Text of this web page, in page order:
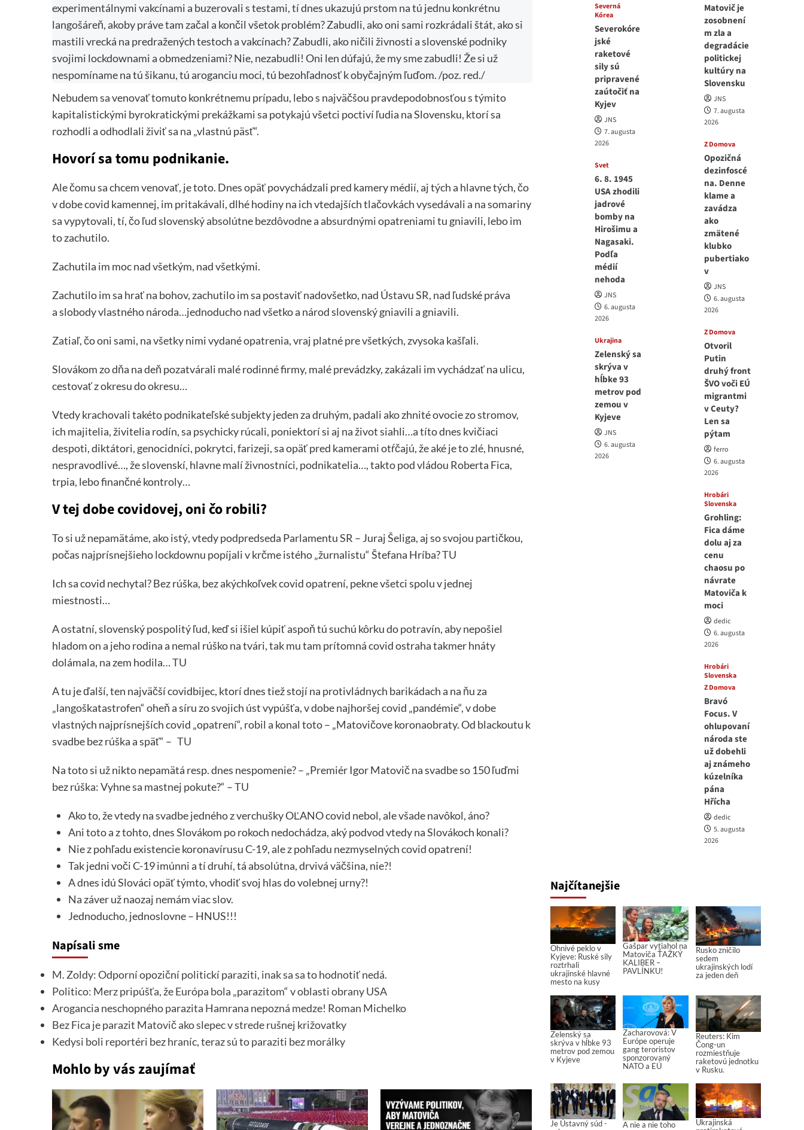
experimentálnymi vakcínami a buzerovali s testami, tí dnes ukazujú prstom na tú jednu konkrétnu
langošáreň, akoby práve tam začal a končil všetok problém? Zabudli, ako oni sami rozkrádali štát, ako si
mastili vrecká na predražených testoch a vakcínach? Zabudli, ako ničili živnosti a slovenské podniky
svojimi lockdownami a obmedzeniami? Nie, nezabudli! Oni len dúfajú, že my sme zabudli! Že si už
nespomíname na tú šikanu, tú aroganciu moci, tú bezohľadnosť k obyčajným ľuďom. /poz. red./
Nebudem sa venovať tomuto konkrétnemu prípadu, lebo s najväčšou pravdepodobnosťou s týmito
kapitalistickými byrokratickými prekážkami sa potykajú všetci poctiví ľudia na Slovensku, ktorí sa
rozhodli a odhodlali živiť sa na „vlastnú päsť“.
Hovorí sa tomu podnikanie.
Ale čomu sa chcem venovať, je toto. Dnes opäť povychádzali pred kamery médií, aj tých a hlavne tých, čo
v dobe covid kamennej, im pritakávali, dlhé hodiny na ich vtedajších tlačovkách vysedávali a na somariny
sa vypytovali, tí, čo ľud slovenský absolútne bezdôvodne a absurdnými opatreniami tu gniavili, lebo im
to zachutilo.
Zachutila im moc nad všetkým, nad všetkými.
Zachutilo im sa hrať na bohov, zachutilo im sa postaviť nadovšetko, nad Ústavu SR, nad ľudské práva
a slobody vlastného národa…jednoducho nad všetko a národ slovenský gniavili a gniavili.
Zatiaľ, čo oni sami, na všetky nimi vydané opatrenia, vraj platné pre všetkých, zvysoka kašľali.
Slovákom zo dňa na deň pozatvárali malé rodinné firmy, malé prevádzky, zakázali im vychádzať na ulicu,
cestovať z okresu do okresu…
Vtedy krachovali takéto podnikateľské subjekty jeden za druhým, padali ako zhnité ovocie zo stromov,
ich majitelia, živitelia rodín, sa psychicky rúcali, poniektorí si aj na život siahli…a títo dnes kvičiaci
despoti, diktátori, genocidníci, pokrytci, farizeji, sa opäť pred kamerami otŕčajú, že aké je to zlé, hnusné,
nespravodlivé…, že slovenskí, hlavne malí živnostníci, podnikatelia…, takto pod vládou Roberta Fica,
trpia, lebo finančné kontroly…
V tej dobe covidovej, oni čo robili?
To si už nepamätáme, ako istý, vtedy podpredseda Parlamentu SR – Juraj Šeliga, aj so svojou partičkou,
počas najprísnejšieho lockdownu popíjali v krčme istého „žurnalistu“ Štefana Hríba?TU
Ich sa covid nechytal? Bez rúška, bez akýchkoľvek covid opatrení, pekne všetci spolu v jednej
miestnosti…
A ostatní, slovenský pospolitý ľud, keď si išiel kúpiť aspoň tú suchú kôrku do potravín, aby nepošiel
hladom on a jeho rodina a nemal rúško na tvári, tak mu tam prítomná covid ostraha takmer hnáty
dolámala, na zem hodila…TU
A tu je ďalší, ten najväčší covidbijec, ktorí dnes tiež stojí na protivládnych barikádach a na ňu za
„langoškatastrofen“ oheň a síru zo svojich úst vypúšťa, v dobe najhoršej covid „pandémie“, v dobe
vlastných najprísnejších covid „opatrení“, robil a konal toto – „Matovičove koronaobraty. Od blackoutu k
svadbe bez rúška a späť“ – TU
Na toto si už nikto nepamätá resp. dnes nespomenie? – „Premiér Igor Matovič na svadbe so 150 ľuďmi
bez rúška: Vyhne sa mastnej pokute?“ –TU
Ako to, že vtedy na svadbe jedného z verchušky OĽANO covid nebol, ale všade navôkol, áno?
Ani toto a z tohto, dnes Slovákom po rokoch nedochádza, aký podvod vtedy na Slovákoch konali?
Nie z pohľadu existencie koronavírusu C-19, ale z pohľadu nezmyselných covid opatrení!
Tak jedni voči C-19 imúnni a tí druhí, tá absolútna, drvivá väčšina, nie?!
A dnes idú Slováci opäť týmto, vhodiť svoj hlas do volebnej urny?!
Na záver už naozaj nemám viac slov.
Jednoducho, jednoslovne – HNUS!!!
Napísali sme
M. Zoldy: Odporní opoziční politickí paraziti, inak sa sa to hodnotiť nedá.
Politico: Merz pripúšťa, že Európa bola „parazitom“ v oblasti obrany USA
Arogancia neschopného parazita Hamrana nepozná medze! Roman Michelko
Bez Fica je parazit Matovič ako slepec v strede rušnej križovatky
Kedysi boli reportéri bez hraníc, teraz sú to paraziti bez morálky
Mohlo by vás zaujímať
Severná
Kórea
Severokóre
jské
raketové
sily sú
pripravené
zaútočiť na
Kyjev
JNS
7. augusta
2026
Svet
6. 8. 1945
USA zhodili
jadrové
bomby na
Hirošimu a
Nagasaki.
Podľa
médií
nehoda
JNS
6. augusta
2026
Ukrajina
Zelenský sa
skrýva v
hĺbke 93
metrov pod
zemou v
Kyjeve
JNS
6. augusta
2026
Matovič je
zosobnení
m zla a
degradácie
politickej
kultúry na
Slovensku
JNS
7. augusta
2026
Z Domova
Opozičná
dezinfoscé
na. Denne
klame a
zavádza
ako
zmätené
klubko
pubertiako
v
JNS
6. augusta
2026
Z Domova
Otvoril
Putin
druhý front
ŠVO voči EÚ
migrantmi
v Ceuty?
Len sa
pýtam
ferro
6. augusta
2026
Hrobári
Slovenska
Grohling:
Fica dáme
dolu aj za
cenu
chaosu po
návrate
Matoviča k
moci
dedic
6. augusta
2026
Hrobári
Slovenska
Z Domova
Bravó
Focus. V
ohlupovaní
národa ste
už dobehli
aj známeho
kúzelníka
pána
Hřícha
dedic
5. augusta
2026
Najčítanejšie
Ohnivé peklo v
Kyjeve: Ruské sily
roztrhali
ukrajinské hlavné
mesto na kusy
Gašpar vytiahol na
Matoviča ŤAŽKÝ
KALIBER –
PAVLÍNKU!
Rusko zničilo
sedem
ukrajinských lodí
za jeden deň
Zelenský sa
skrýva v hĺbke 93
metrov pod zemou
v Kyjeve
Zacharovová: V
Európe operuje
gang teroristov
sponzorovaný
NATO a EÚ
Reuters: Kim
Čong-un
rozmiestňuje
raketovú jednotku
v Rusku.
Je Ústavný súd -
A nie a nie toho
Ukrajinská